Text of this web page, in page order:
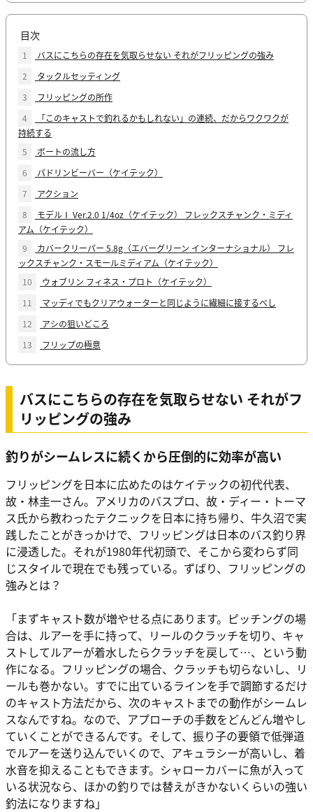
目次
1
バスにこちらの存在を気取らせない それがフリッピングの強み
2
タックルセッティング
3
フリッピングの所作
4
「このキャストで釣れるかもしれない」の連続、だからワクワクが
持続する
5
ボートの流し方
6
パドリンビーバー（ケイテック）
7
アクション
8
モデルⅠ Ver.2.0 1/4oz（ケイテック） フレックスチャンク・ミディ
アム（ケイテック）
9
カバークリーパー 5.8g（エバーグリーン インターナショナル） フレ
ックスチャンク・スモールミディアム（ケイテック）
10
ウォブリン フィネス・プロト（ケイテック）
11
マッディでもクリアウォーターと同じように繊細に接するべし
12
アシの狙いどころ
13
フリップの極意
バスにこちらの存在を気取らせない それがフ
リッピングの強み
釣りがシームレスに続くから圧倒的に効率が高い
フリッピングを日本に広めたのはケイテックの初代代表、
故・林圭一さん。アメリカのバスプロ、故・ディー・トーマ
ス氏から教わったテクニックを日本に持ち帰り、牛久沼で実
践したことがきっかけで、フリッピングは日本のバス釣り界
に浸透した。それが1980年代初頭で、そこから変わらず同
じスタイルで現在でも残っている。ずばり、フリッピングの
強みとは？
「まずキャスト数が増やせる点にあります。ピッチングの場
合は、ルアーを手に持って、リールのクラッチを切り、キャ
ストしてルアーが着水したらクラッチを戻して…、という動
作になる。フリッピングの場合、クラッチも切らないし、リ
ールも巻かない。すでに出ているラインを手で調節するだけ
のキャスト方法だから、次のキャストまでの動作がシームレ
スなんですね。なので、アプローチの手数をどんどん増やし
ていくことができるんです。そして、振り子の要領で低弾道
でルアーを送り込んでいくので、アキュラシーが高いし、着
水音を抑えることもできます。シャローカバーに魚が入って
いる状況なら、ほかの釣りでは替えがきかないくらいの強い
釣法になりますね」